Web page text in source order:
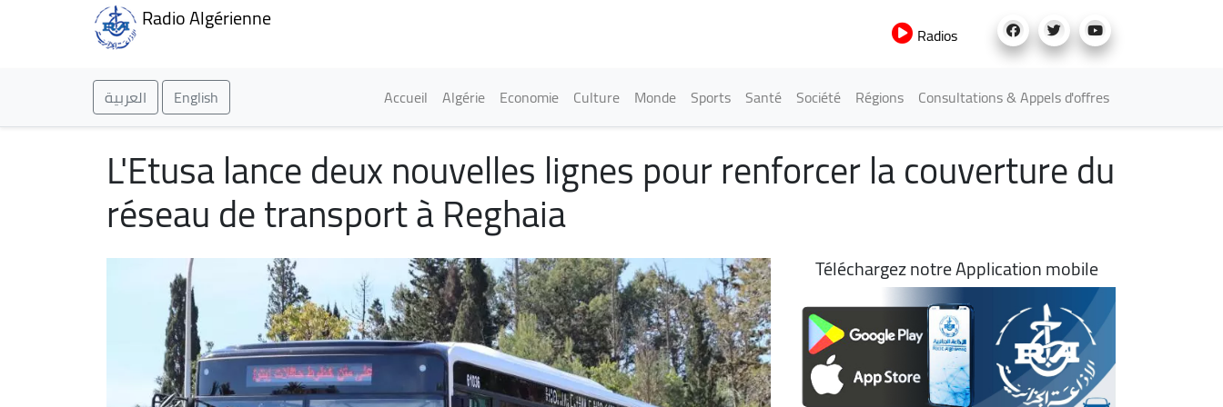
Radio Algérienne
Radios
العربية English Main navigation
Accueil Algérie Economie Culture Monde Sports Santé Société Régions Consultations & Appels d'offres
L'Etusa lance deux nouvelles lignes pour renforcer la couverture du
réseau de transport à Reghaia
Téléchargez notre Application mobile